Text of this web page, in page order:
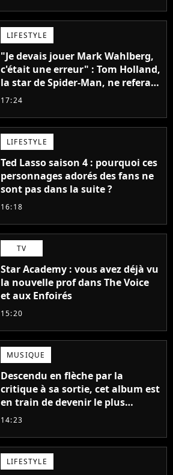
LIFESTYLE
"Je devais jouer Mark Wahlberg,
c'était une erreur" : Tom Holland,
la star de Spider-Man, ne referait
pas ce blockbuster
17:24
LIFESTYLE
Ted Lasso saison 4 : pourquoi ces
personnages adorés des fans ne
sont pas dans la suite ?
16:18
TV
Star Academy : vous avez déjà vu
la nouvelle prof dans The Voice
et aux Enfoirés
15:20
MUSIQUE
Descendu en flèche par la
critique à sa sortie, cet album est
en train de devenir le plus
populaire de son auteur
14:23
LIFESTYLE